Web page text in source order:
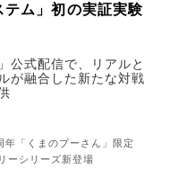
テム」初の実証実験
公式配信で、リアルと
が融合した新たな対戦
「くまのプーさん」限定
ーシリーズ新登場